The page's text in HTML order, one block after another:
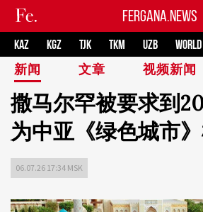
FERGANA.NEWS
KAZ KGZ TJK TKM UZB
WORLD
新闻
文章 视频新闻
撒马尔罕被要求到
为中亚《绿色城市
06.07.26 17:34 MSK